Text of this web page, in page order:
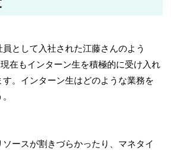
として入社された江藤さんのよう
在もインターン生を積極的に受け入れ
。インターン生はどのような業務を
ースが割きづらかったり、マネタイ